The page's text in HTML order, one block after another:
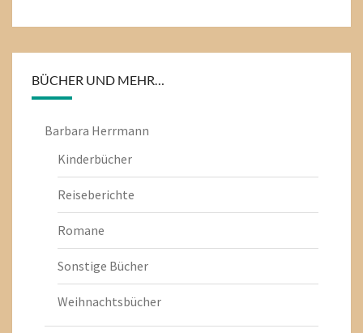
BÜCHER UND MEHR…
Barbara Herrmann
Kinderbücher
Reiseberichte
Romane
Sonstige Bücher
Weihnachtsbücher